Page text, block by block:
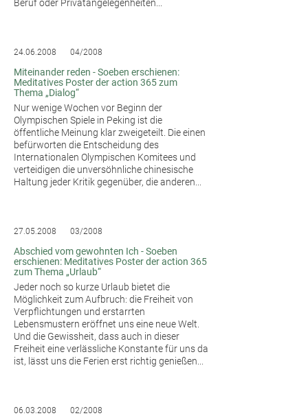
Beruf oder Privatangelegenheiten...
24.06.2008 04/2008
Miteinander reden - Soeben erschienen:
Meditatives Poster der action 365 zum
Thema „Dialog“
Nur wenige Wochen vor Beginn der
Olympischen Spiele in Peking ist die
öffentliche Meinung klar zweigeteilt. Die einen
befürworten die Entscheidung des
Internationalen Olympischen Komitees und
verteidigen die unversöhnliche chinesische
Haltung jeder Kritik gegenüber, die anderen...
27.05.2008 03/2008
Abschied vom gewohnten Ich - Soeben
erschienen: Meditatives Poster der action 365
zum Thema „Urlaub“
Jeder noch so kurze Urlaub bietet die
Möglichkeit zum Aufbruch: die Freiheit von
Verpflichtungen und erstarrten
Lebensmustern eröffnet uns eine neue Welt.
Und die Gewissheit, dass auch in dieser
Freiheit eine verlässliche Konstante für uns da
ist, lässt uns die Ferien erst richtig genießen...
06.03.2008 02/2008